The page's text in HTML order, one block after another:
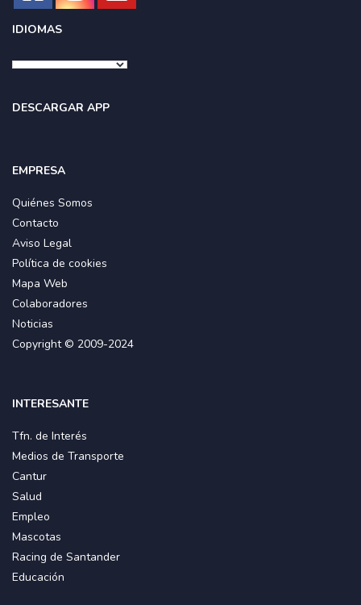
IDIOMAS
DESCARGAR APP
EMPRESA
Quiénes Somos
Contacto
Aviso Legal
Política de cookies
Mapa Web
Colaboradores
Noticias
Copyright © 2009-2024
INTERESANTE
Tfn. de Interés
Medios de Transporte
Cantur
Salud
Empleo
Mascotas
Racing de Santander
Educación